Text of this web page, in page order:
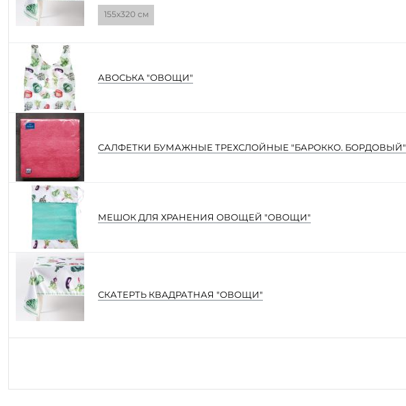
155х320 см
АВОСЬКА "ОВОЩИ"
САЛФЕТКИ БУМАЖНЫЕ ТРЕХСЛОЙНЫЕ "БАРОККО. БОРДОВЫЙ"
МЕШОК ДЛЯ ХРАНЕНИЯ ОВОЩЕЙ "ОВОЩИ"
СКАТЕРТЬ КВАДРАТНАЯ "ОВОЩИ"